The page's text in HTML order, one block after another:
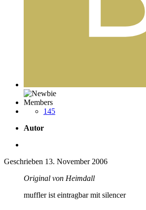
Members
145
Autor
Geschrieben 13. November 2006
Original von Heimdall
muffler ist eintragbar mit silencer